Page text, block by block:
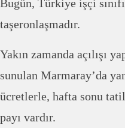
Bugün, Türkiye işçi
taşeronlaşmadır.
Yakın zamanda açılışı
sunulan Marmaray’da
ücretlerle, hafta sonu
payı vardır.